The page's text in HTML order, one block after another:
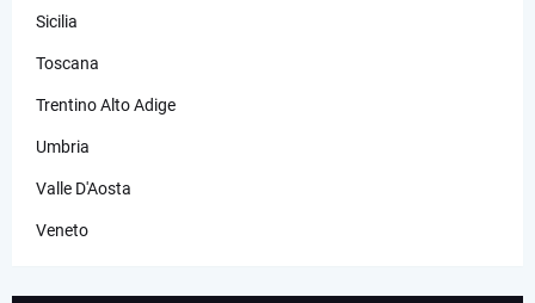
Sicilia
Toscana
Trentino Alto Adige
Umbria
Valle D'Aosta
Veneto